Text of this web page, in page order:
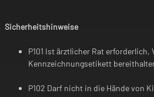
Sicherheitshinweise
P101 Ist ärztlicher Rat erforderlich,
Kennzeichnungsetikett
P102 Darf nicht in die Hände von